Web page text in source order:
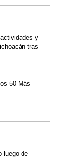
y
tras
50 Más
luego de